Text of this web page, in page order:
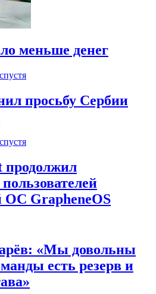
меньше денег
просьбу Сербии
продолжил
GrapheneOS
«Мы довольны
есть резерв и